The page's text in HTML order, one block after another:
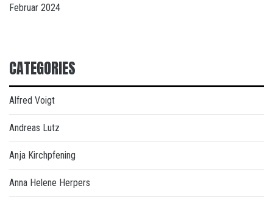
Februar 2024
CATEGORIES
Alfred Voigt
Andreas Lutz
Anja Kirchpfening
Anna Helene Herpers